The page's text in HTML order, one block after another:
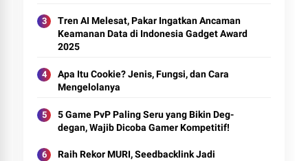
Tren AI Melesat, Pakar Ingatkan Ancaman
Keamanan Data di Indonesia Gadget Award
2025
Apa Itu Cookie? Jenis, Fungsi, dan Cara
Mengelolanya
5 Game PvP Paling Seru yang Bikin Deg-
degan, Wajib Dicoba Gamer Kompetitif!
Raih Rekor MURI, Seedbacklink Jadi